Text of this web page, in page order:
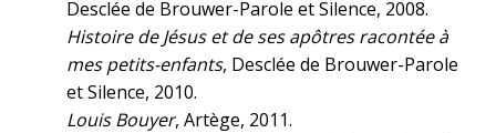
Desclée de Brouwer-Parole et Silence, 2008.
Histoire de Jésus et de ses apôtres racontée à
mes petits-enfants, Desclée de Brouwer-Parole
et Silence, 2010.
Louis Bouyer, Artège, 2011.